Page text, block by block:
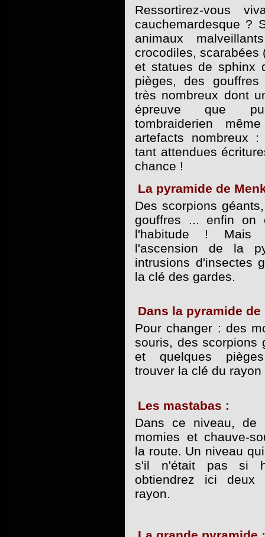
Ressortirez-vous
cauchemardesque ?
animaux
crocodiles, scarabées
et statues de sphinx
pièges, des
très nombreux dont
épreuve que
tombraiderien
artefacts nombreux
tant attendues
chance !
La pyramide de
Des scorpions
gouffres ... enfin on
l'habitude ! Mais
l'ascension de la
intrusions d'insectes
la clé des gardes.
Dans la pyramide
Pour changer : des
souris, des scorpions
et quelques
trouver la clé du
Les mastabas :
Dans ce niveau, de
momies et chauve-
la route. Un niveau
s'il n'était pas si
obtiendrez ici deux
rayon.